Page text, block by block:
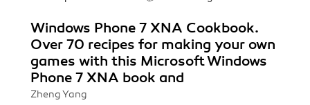
Windows Phone 7 XNA Cookbook.
Over 70 recipes for making your own
games with this Microsoft Windows
Phone 7 XNA book and
Zheng Yang